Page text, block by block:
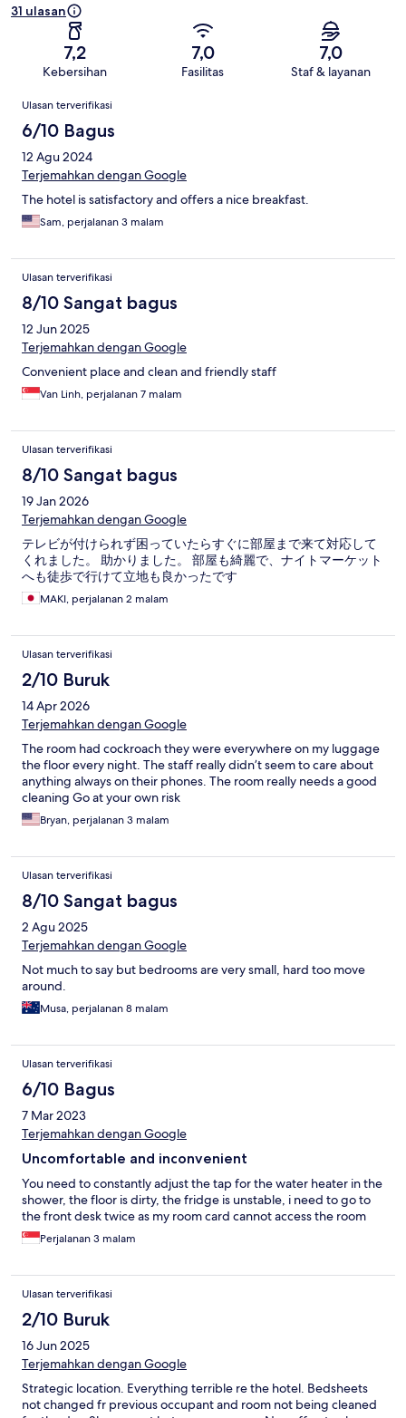
31 ulasan
7,2
Kebersihan
7,0
Fasilitas
7,0
Staf & layanan
Ulasan
Ulasan terverifikasi
6/10 Bagus
12 Agu 2024
Terjemahkan dengan Google
The hotel is satisfactory and offers a nice breakfast.
Sam, perjalanan 3 malam
Ulasan terverifikasi
8/10 Sangat bagus
12 Jun 2025
Terjemahkan dengan Google
Convenient place and clean and friendly staff
Van Linh, perjalanan 7 malam
Ulasan terverifikasi
8/10 Sangat bagus
19 Jan 2026
Terjemahkan dengan Google
テレビが付けられず困っていたらすぐに部屋まで来て対応して
くれました。 助かりました。 部屋も綺麗で、ナイトマーケット
へも徒歩で行けて立地も良かったです
MAKI, perjalanan 2 malam
Ulasan terverifikasi
2/10 Buruk
14 Apr 2026
Terjemahkan dengan Google
The room had cockroach they were everywhere on my luggage
the floor every night. The staff really didn’t seem to care about
anything always on their phones. The room really needs a good
cleaning Go at your own risk
Bryan, perjalanan 3 malam
Ulasan terverifikasi
8/10 Sangat bagus
2 Agu 2025
Terjemahkan dengan Google
Not much to say but bedrooms are very small, hard too move
around.
Musa, perjalanan 8 malam
Ulasan terverifikasi
6/10 Bagus
7 Mar 2023
Terjemahkan dengan Google
Uncomfortable and inconvenient
You need to constantly adjust the tap for the water heater in the
shower, the floor is dirty, the fridge is unstable, i need to go to
the front desk twice as my room card cannot access the room
Perjalanan 3 malam
Ulasan terverifikasi
2/10 Buruk
16 Jun 2025
Terjemahkan dengan Google
Strategic location. Everything terrible re the hotel. Bedsheets
not changed fr previous occupant and room not being cleaned